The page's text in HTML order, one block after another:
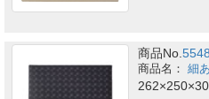
商品No.
細